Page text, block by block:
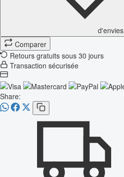
d'envies
Comparer
Retours gratuits sous 30 jours
Transaction sécurisée
Share: